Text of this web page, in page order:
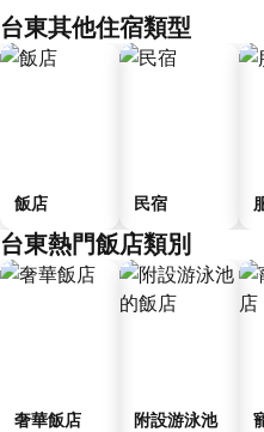
台東其他住宿類型
飯店 民宿
台東熱門飯店類別
奢華飯店
附設游泳池